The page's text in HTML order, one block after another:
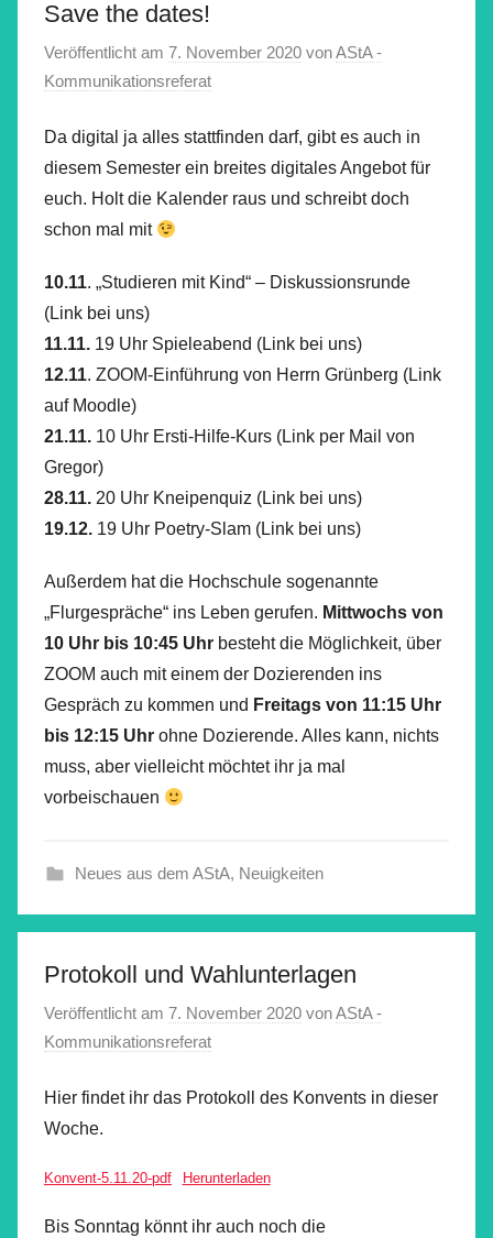
Save the dates!
Veröffentlicht am 7. November 2020 vonAStA -
Kommunikationsreferat
Da digital ja alles stattfinden darf, gibt es auch in
diesem Semester ein breites digitales Angebot für
euch. Holt die Kalender raus und schreibt doch
schon mal mit
10.11. „Studieren mit Kind“ – Diskussionsrunde
(Link bei uns)
11.11. 19 Uhr Spieleabend (Link bei uns)
12.11. ZOOM-Einführung von Herrn Grünberg (Link
auf Moodle)
21.11. 10 Uhr Ersti-Hilfe-Kurs (Link per Mail von
Gregor)
28.11. 20 Uhr Kneipenquiz (Link bei uns)
19.12. 19 Uhr Poetry-Slam (Link bei uns)
Außerdem hat die Hochschule sogenannte
„Flurgespräche“ ins Leben gerufen. Mittwochs von
10 Uhr bis 10:45 Uhr besteht die Möglichkeit, über
ZOOM auch mit einem der Dozierenden ins
Gespräch zu kommen und Freitags von 11:15 Uhr
bis 12:15 Uhr ohne Dozierende. Alles kann, nichts
muss, aber vielleicht möchtet ihr ja mal
vorbeischauen
Neues aus dem AStA, Neuigkeiten
Protokoll und Wahlunterlagen
Veröffentlicht am 7. November 2020 vonAStA -
Kommunikationsreferat
Hier findet ihr das Protokoll des Konvents in dieser
Woche.
Konvent-5.11.20-pdf Herunterladen
Bis Sonntag könnt ihr auch noch die